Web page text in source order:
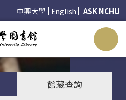
中興大學 English ASK NCHU
館藏查詢